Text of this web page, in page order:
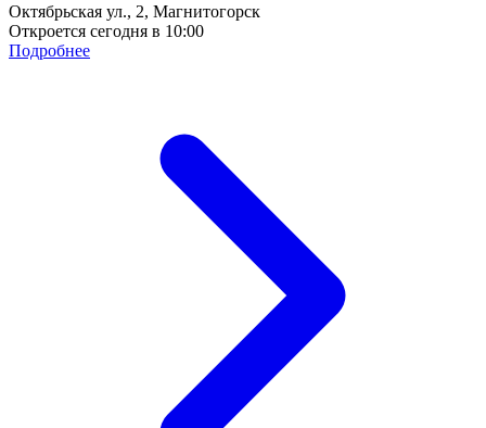
Октябрьская ул., 2, Магнитогорск
Откроется сегодня в 10:00
Подробнее